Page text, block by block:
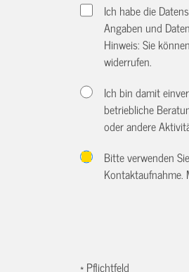
Ich habe die
Angaben und
Hinweis: Sie
widerrufen.
Ich bin damit
betriebliche
oder andere
Bitte verwenden
Kontaktaufnahme.
* Pflichtfeld